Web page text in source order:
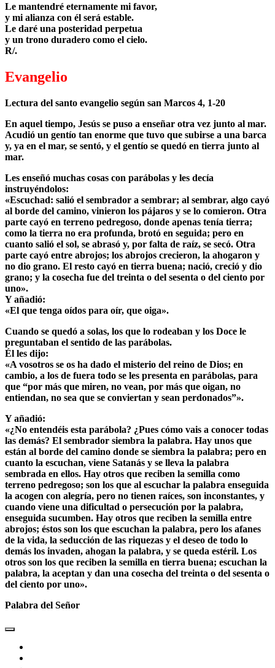
Le mantendré eternamente mi favor,
y mi alianza con él será estable.
Le daré una posteridad perpetua
y un trono duradero como el cielo.
R/.
Evangelio
Lectura del santo evangelio según san Marcos 4, 1-20
En aquel tiempo, Jesús se puso a enseñar otra vez junto al mar.
Acudió un gentío tan enorme que tuvo que subirse a una barca
y, ya en el mar, se sentó, y el gentío se quedó en tierra junto al
mar.
Les enseñó muchas cosas con parábolas y les decía
instruyéndolos:
«Escuchad: salió el sembrador a sembrar; al sembrar, algo cayó
al borde del camino, vinieron los pájaros y se lo comieron. Otra
parte cayó en terreno pedregoso, donde apenas tenía tierra;
como la tierra no era profunda, brotó en seguida; pero en
cuanto salió el sol, se abrasó y, por falta de raíz, se secó. Otra
parte cayó entre abrojos; los abrojos crecieron, la ahogaron y
no dio grano. El resto cayó en tierra buena; nació, creció y dio
grano; y la cosecha fue del treinta o del sesenta o del ciento por
uno».
Y añadió:
«El que tenga oídos para oír, que oiga».
Cuando se quedó a solas, los que lo rodeaban y los Doce le
preguntaban el sentido de las parábolas.
Él les dijo:
«A vosotros se os ha dado el misterio del reino de Dios; en
cambio, a los de fuera todo se les presenta en parábolas, para
que “por más que miren, no vean, por más que oigan, no
entiendan, no sea que se conviertan y sean perdonados”».
Y añadió:
«¿No entendéis esta parábola? ¿Pues cómo vais a conocer todas
las demás? El sembrador siembra la palabra. Hay unos que
están al borde del camino donde se siembra la palabra; pero en
cuanto la escuchan, viene Satanás y se lleva la palabra
sembrada en ellos. Hay otros que reciben la semilla como
terreno pedregoso; son los que al escuchar la palabra enseguida
la acogen con alegría, pero no tienen raíces, son inconstantes, y
cuando viene una dificultad o persecución por la palabra,
enseguida sucumben. Hay otros que reciben la semilla entre
abrojos; éstos son los que escuchan la palabra, pero los afanes
de la vida, la seducción de las riquezas y el deseo de todo lo
demás los invaden, ahogan la palabra, y se queda estéril. Los
otros son los que reciben la semilla en tierra buena; escuchan la
palabra, la aceptan y dan una cosecha del treinta o del sesenta o
del ciento por uno».
Palabra del Señor